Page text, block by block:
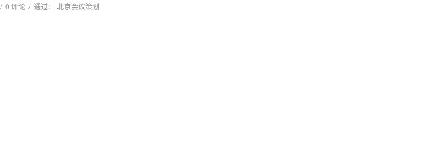
/ 0 评论 / 通过： 北京会议策划